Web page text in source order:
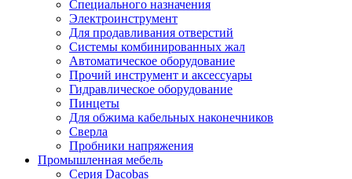
Специального назначения
Электроинструмент
Для продавливания отверстий
Системы комбинированных жал
Автоматическое оборудование
Прочий инструмент и аксессуары
Гидравлическое оборудование
Пинцеты
Для обжима кабельных наконечников
Сверла
Пробники напряжения
Промышленная мебель
Серия Dacobas